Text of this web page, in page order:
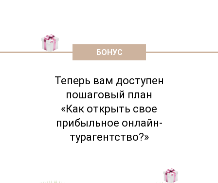
Теперь вам доступен
пошаговый план
«Как открыть свое
прибыльное онлайн-
турагентство?»
БОНУС